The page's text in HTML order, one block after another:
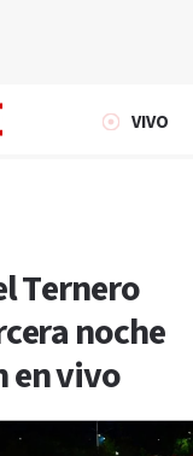
VIVO
Ternero
noche
en vivo